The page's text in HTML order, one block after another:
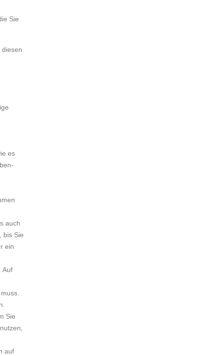
Sie
es
auch
bis Sie
ein
Auf
Sie
auf